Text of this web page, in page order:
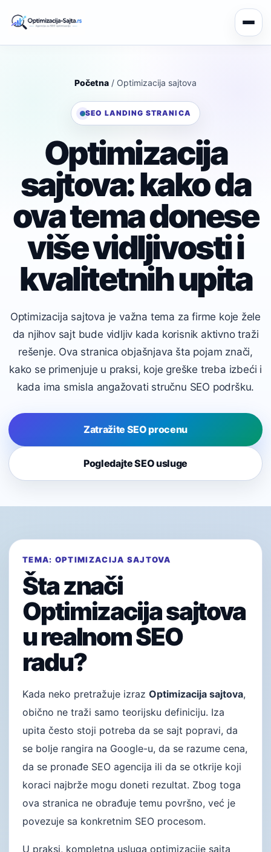
Početna / Optimizacija sajtova
SEO LANDING STRANICA
Optimizacija
sajtova: kako da
ova tema donese
više vidljivosti i
kvalitetnih upita
Optimizacija sajtova je važna tema za firme koje žele
da njihov sajt bude vidljiv kada korisnik aktivno traži
rešenje. Ova stranica objašnjava šta pojam znači,
kako se primenjuje u praksi, koje greške treba izbeći i
kada ima smisla angažovati stručnu SEO podršku.
Zatražite SEO procenu
Pogledajte SEO usluge
TEMA: OPTIMIZACIJA SAJTOVA
Šta znači
Optimizacija sajtova
u realnom SEO
radu?
Kada neko pretražuje izraz Optimizacija sajtova,
obično ne traži samo teorijsku definiciju. Iza
upita često stoji potreba da se sajt popravi, da
se bolje rangira na Google-u, da se razume cena,
da se pronađe SEO agencija ili da se otkrije koji
koraci najbrže mogu doneti rezultat. Zbog toga
ova stranica ne obrađuje temu površno, već je
povezuje sa konkretnim SEO procesom.
U praksi, kompletna usluga optimizacije sajta